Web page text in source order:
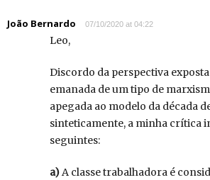
João Bernardo 07/10/2020 at 04:22
Leo,
Discordo da perspectiva
emanada de um tipo de
apegada ao modelo da década
sinteticamente, a minha crítica
seguintes:
a)A classe trabalhadora é